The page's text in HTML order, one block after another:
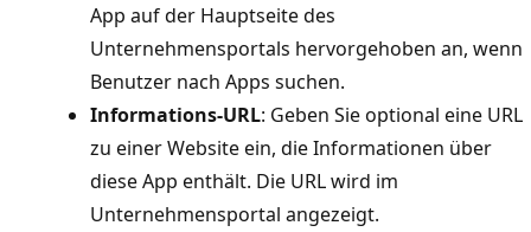
App auf der Hauptseite des
Unternehmensportals hervorgehoben an, wenn
Benutzer nach Apps suchen.
Informations-URL: Geben Sie optional eine URL
zu einer Website ein, die Informationen über
diese App enthält. Die URL wird im
Unternehmensportal angezeigt.